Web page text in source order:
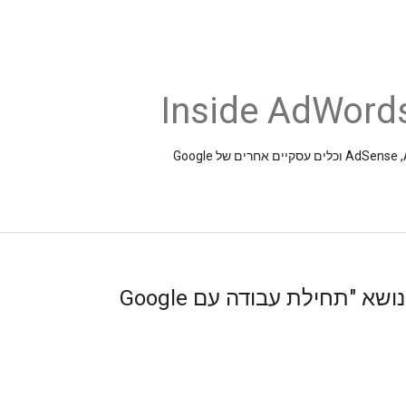
Inside
הדרכה מקוונת בשידור חי בנושא "תחילת עבודה עם Google